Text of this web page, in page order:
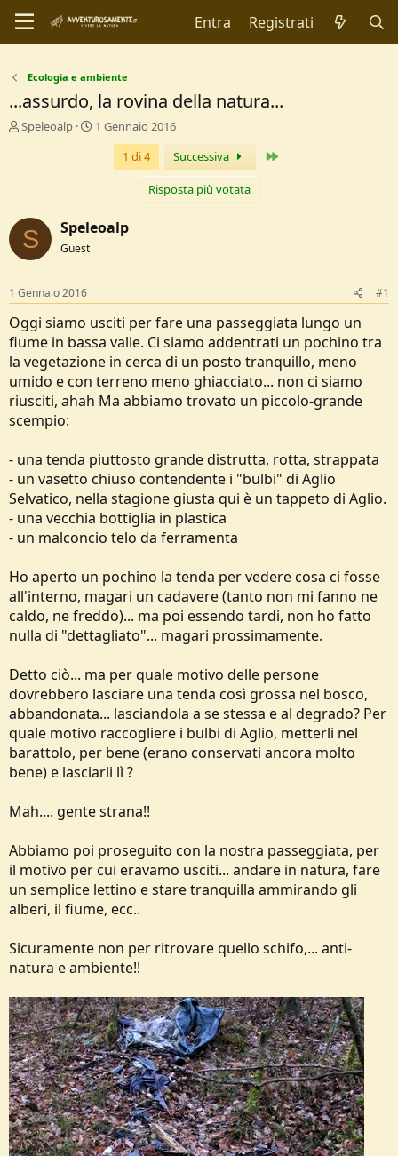
Entra Registrati
Ecologia e ambiente
...assurdo, la rovina della natura...
C
r
e
D
s
c
u
s
s
o
n
Speleoalp
D
I
n
o
1 Gennaio 2016
1 di 4
Successiva
Risposta più votata
S Speleoalp
Guest
1 Gennaio 2016 #1
Oggi siamo usciti per fare una passeggiata lungo un
fiume in bassa valle. Ci siamo addentrati un pochino tra
la vegetazione in cerca di un posto tranquillo, meno
umido e con terreno meno ghiacciato... non ci siamo
riusciti, ahah Ma abbiamo trovato un piccolo-grande
scempio:
- una tenda piuttosto grande distrutta, rotta, strappata
- un vasetto chiuso contendente i "bulbi" di Aglio
Selvatico, nella stagione giusta qui è un tappeto di Aglio.
- una vecchia bottiglia in plastica
- un malconcio telo da ferramenta
Ho aperto un pochino la tenda per vedere cosa ci fosse
all'interno, magari un cadavere (tanto non mi fanno ne
caldo, ne freddo)... ma poi essendo tardi, non ho fatto
nulla di "dettagliato"... magari prossimamente.
Detto ciò... ma per quale motivo delle persone
dovrebbero lasciare una tenda così grossa nel bosco,
abbandonata... lasciandola a se stessa e al degrado? Per
quale motivo raccogliere i bulbi di Aglio, metterli nel
barattolo, per bene (erano conservati ancora molto
bene) e lasciarli lì ?
Mah.... gente strana!!
Abbiamo poi proseguito con la nostra passeggiata, per
il motivo per cui eravamo usciti... andare in natura, fare
un semplice lettino e stare tranquilla ammirando gli
alberi, il fiume, ecc..
Sicuramente non per ritrovare quello schifo,... anti-
natura e ambiente!!